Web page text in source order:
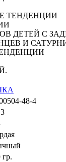
ТЕНДЕНЦИИ
ДЕТЕЙ С
И
48-4
гр.